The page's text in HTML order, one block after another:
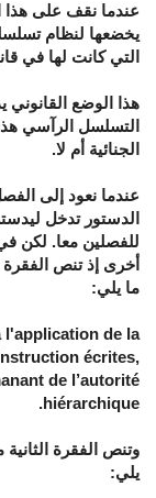
عندما نقف على هذا
يخضعها لنظام
التي كانت لها في
هذا الوضع
التسلسل الرآسي
الجنائية أم لا.
الدستور تدخل
للفصلين معا. لكن
ما يلي:
l'application de la
écrites,
de l’autorité
hiérarchique.
يلي: